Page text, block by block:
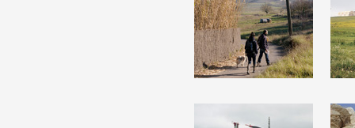
Visites d'ateliers
Production vidéo